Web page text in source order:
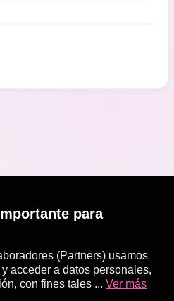
para
(Partners) usamos
acceder a datos personales,
con fines tales ... Ver más